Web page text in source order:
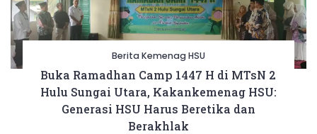
Berita Kemenag HSU
Buka Ramadhan Camp 1447 H di MTsN 2
Hulu Sungai Utara, Kakankemenag HSU:
Generasi HSU Harus Beretika dan
Berakhlak